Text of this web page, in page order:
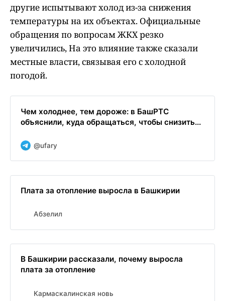
другие испытывают холод из-за снижения
температуры на их объектах. Официальные
обращения по вопросам ЖКХ резко
увеличились, На это влияние также сказали
местные власти, связывая его с холодной
погодой.
Чем холоднее, тем дороже: в БашРТС
объяснили, куда обращаться, чтобы снизить...
@ufary
Плата за отопление выросла в Башкирии
Абзелил
В Башкирии рассказали, почему выросла
плата за отопление
Кармаскалинская новь